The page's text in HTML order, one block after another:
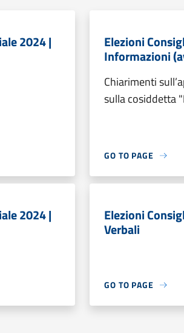
2024 | Elezioni
Informazioni
Chiarimenti
sulla cosiddetta
GO TO PAGE
2024 | Elezioni
Verbali
GO TO PAGE